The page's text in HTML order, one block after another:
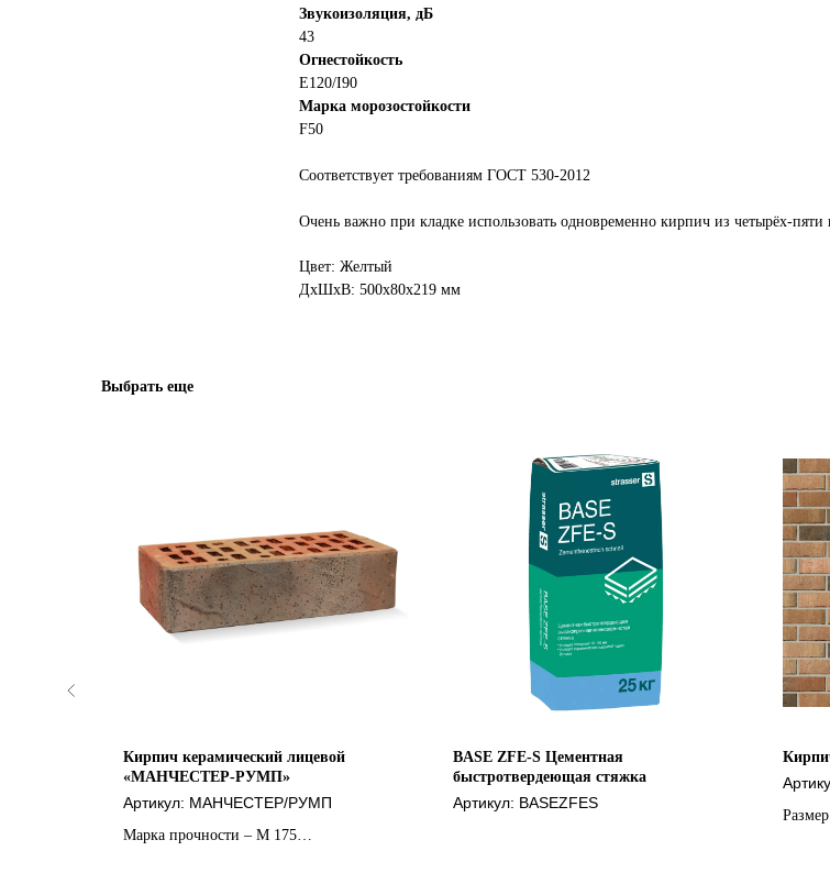
Звукоизоляция, дБ
43
Огнестойкость
E120/I90
Марка морозостойкости
F50
Соответствует требованиям ГОСТ 530-2012
Очень важно при кладке использовать одновременно кирпич из четырёх-
Цвет: Желтый
ДxШxВ: 500x80x219 мм
Выбрать еще
Кирпич керамический лицевой
«МАНЧЕСТЕР-РУМП»
Артикул: МАНЧЕСТЕР/РУМП
Марка прочности – М 175
BASE ZFE-S Цементная
быстротвердеющая стяжка
Артикул: BASEZFES